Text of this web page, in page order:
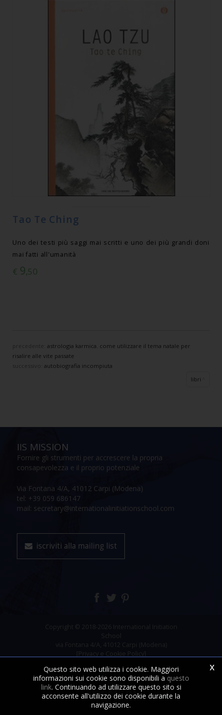
Tao Te Ching
Uno dei testi più saggi mai scritti e uno dei più grandi doni
mai fatti all'umanità
€ 9,50
precedente: astrologia karmica. come utilizzare il tema natale per
risalire alle vite passate
autobiografia incompiuta
libri
IIS MISSION
Fornire gli strumenti per accrescere la propria
consapevolezza e il proprio potenziale
Via Fontana 4/A, 41012 Carpi (Modena)
tel: +39 059 686147
mail: secretary@internationalinitiationschool.com
iscriviti alla mailing list
Copyright © 2018-2026 International Initiation
School
via Fontana 4/A, 41012 Carpi (Modena)
[Privacy e Cookie Policy]
x
Questo sito web utilizza i cookie. Maggiori
informazioni sui cookie sono disponibili a questo
link. Continuando ad utilizzare questo sito si
acconsente all'utilizzo dei cookie durante la
navigazione.